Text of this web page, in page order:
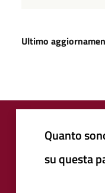
Ultimo
Quanto
su questa